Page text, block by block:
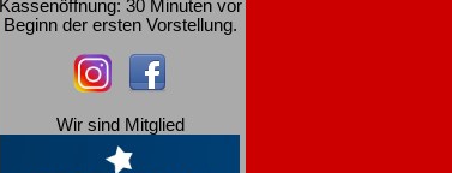
Kassenöffnung: 30 Minuten vor
Beginn der ersten Vorstellung.
Wir sind Mitglied